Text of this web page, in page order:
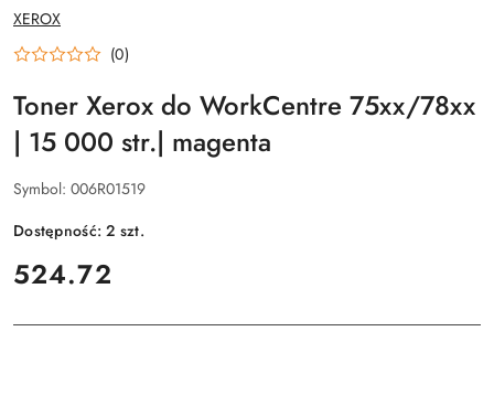
NAZWA
PRODUCENTA:
XEROX
(0)
Toner Xerox do WorkCentre 75xx/78xx
| 15 000 str.| magenta
Symbol: 006R01519
Dostępność:2 szt.
cena:
524.72